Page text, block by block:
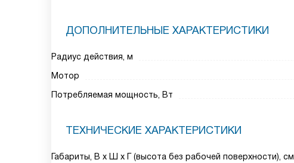
ДОПОЛНИТЕЛЬНЫЕ ХАРАКТЕРИСТИКИ
Радиус действия, м
Мотор
Потребляемая мощность, Вт
ТЕХНИЧЕСКИЕ ХАРАКТЕРИСТИКИ
Габариты, В х Ш х Г (высота без рабочей поверхности), см